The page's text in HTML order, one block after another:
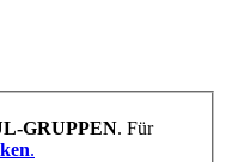
GRUPPEN. Für
.